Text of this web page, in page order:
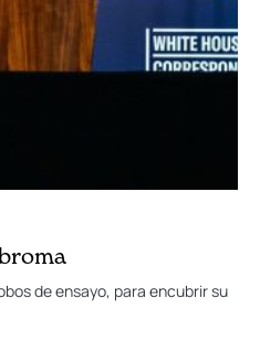
de ensayo, para encubrir su